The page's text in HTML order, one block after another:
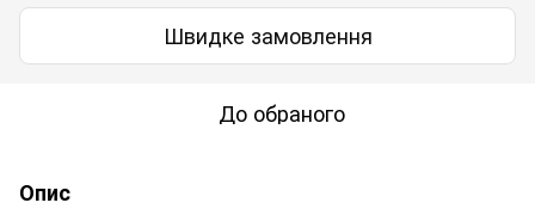
Швидке замовлення
До обраного
Опис